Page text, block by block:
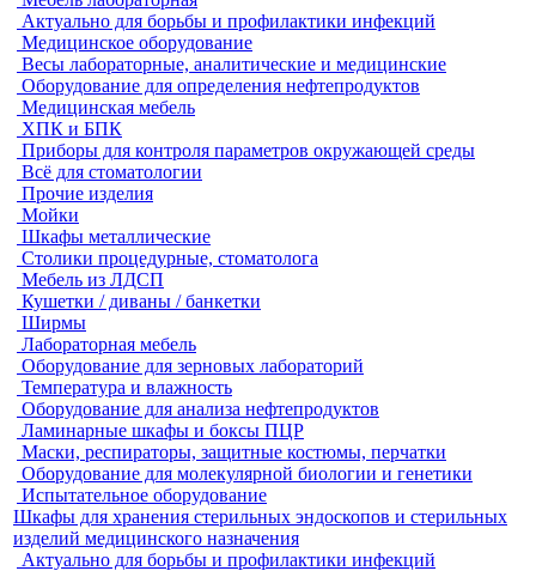
Актуально для борьбы и профилактики инфекций
Медицинское оборудование
Весы лабораторные, аналитические и медицинские
Оборудование для определения нефтепродуктов
Медицинская мебель
ХПК и БПК
Приборы для контроля параметров окружающей среды
Всё для стоматологии
Прочие изделия
Мойки
Шкафы металлические
Столики процедурные, стоматолога
Мебель из ЛДСП
Кушетки / диваны / банкетки
Ширмы
Лабораторная мебель
Оборудование для зерновых лабораторий
Температура и влажность
Оборудование для анализа нефтепродуктов
Ламинарные шкафы и боксы ПЦР
Маски, респираторы, защитные костюмы, перчатки
Оборудование для молекулярной биологии и генетики
Испытательное оборудование
Шкафы для хранения стерильных эндоскопов и стерильных
изделий медицинского назначения
Актуально для борьбы и профилактики инфекций